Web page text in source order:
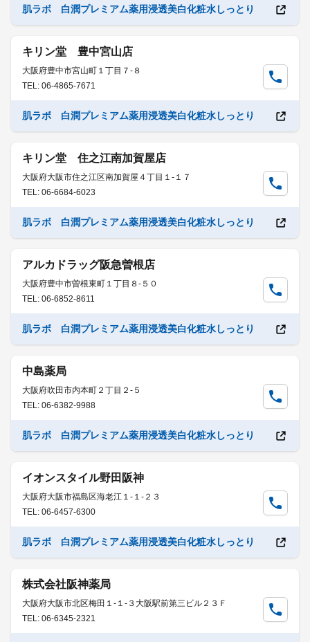
肌ラボ 白潤プレミアム薬用浸透美白化粧水しっとり
キリン堂 豊中宮山店
大阪府豊中市宮山町１丁目７-８
TEL: 06-4865-7671
肌ラボ 白潤プレミアム薬用浸透美白化粧水しっとり
キリン堂 住之江南加賀屋店
大阪府大阪市住之江区南加賀屋４丁目１-１７
TEL: 06-6684-6023
肌ラボ 白潤プレミアム薬用浸透美白化粧水しっとり
アルカドラッグ阪急曽根店
大阪府豊中市曽根東町１丁目８-５０
TEL: 06-6852-8611
肌ラボ 白潤プレミアム薬用浸透美白化粧水しっとり
中島薬局
大阪府吹田市内本町２丁目２-５
TEL: 06-6382-9988
肌ラボ 白潤プレミアム薬用浸透美白化粧水しっとり
イオンスタイル野田阪神
大阪府大阪市福島区海老江１-１-２３
TEL: 06-6457-6300
肌ラボ 白潤プレミアム薬用浸透美白化粧水しっとり
株式会社阪神薬局
大阪府大阪市北区梅田１-１-３大阪駅前第三ビル２３Ｆ
TEL: 06-6345-2321